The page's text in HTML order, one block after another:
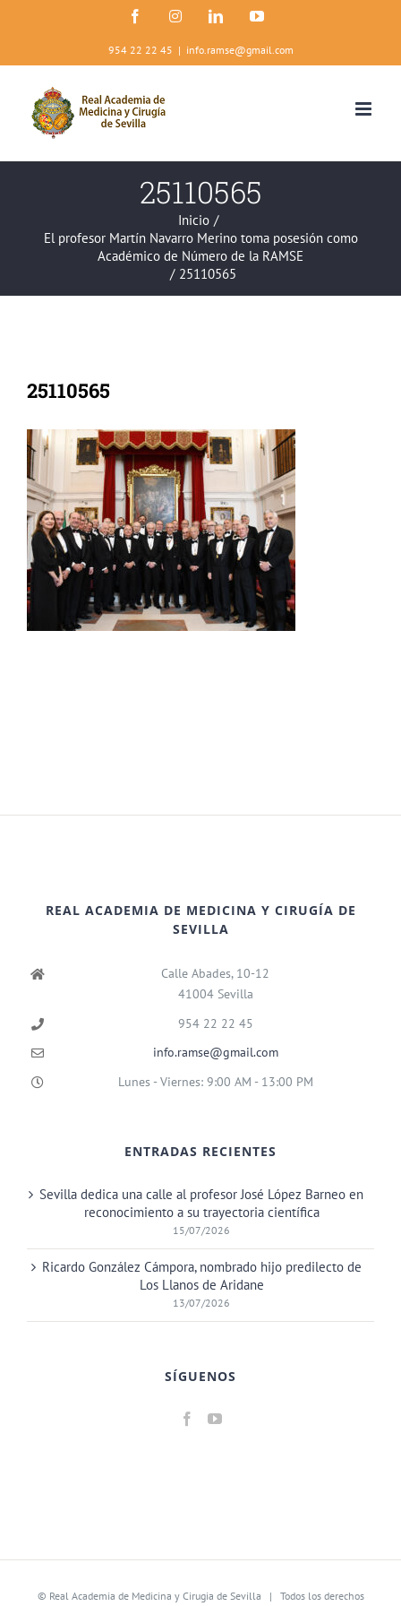
FacebookInstagramLinkedInYouTube
954 22 22 45 | info.ramse@gmail.com
25110565
Inicio /
El profesor Martín Navarro Merino toma posesión como
Académico de Número de la RAMSE
/ 25110565
25110565
REAL ACADEMIA DE MEDICINA Y CIRUGÍA DE
SEVILLA
Calle Abades, 10-12
41004 Sevilla
954 22 22 45
info.ramse@gmail.com
Lunes - Viernes: 9:00 AM - 13:00 PM
ENTRADAS RECIENTES
Sevilla dedica una calle al profesor José López Barneo en
reconocimiento a su trayectoria científica
15/07/2026
Ricardo González Cámpora, nombrado hijo predilecto de
Los Llanos de Aridane
13/07/2026
SÍGUENOS
© Real Academia de Medicina y Cirugia de Sevilla | Todos los derechos